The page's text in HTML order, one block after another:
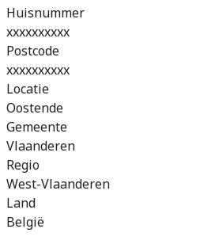
Huisnummer
xxxxxxxxxx
Postcode
xxxxxxxxxx
Locatie
Oostende
Gemeente
Vlaanderen
Regio
West-Vlaanderen
Land
België